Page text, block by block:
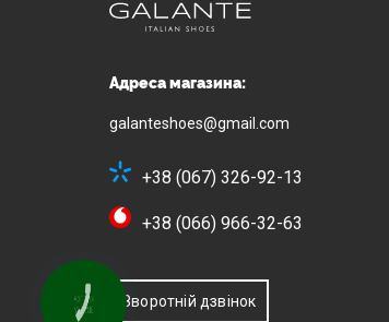
Адреса магазина:
galanteshoes@gmail.com
+38 (067) 326-92-13
+38 (066) 966-32-63
Зворотній дзвінок
КНОПКА
ЗВ'ЯЗКУ